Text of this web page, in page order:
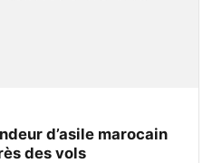
d’asile marocain
des vols